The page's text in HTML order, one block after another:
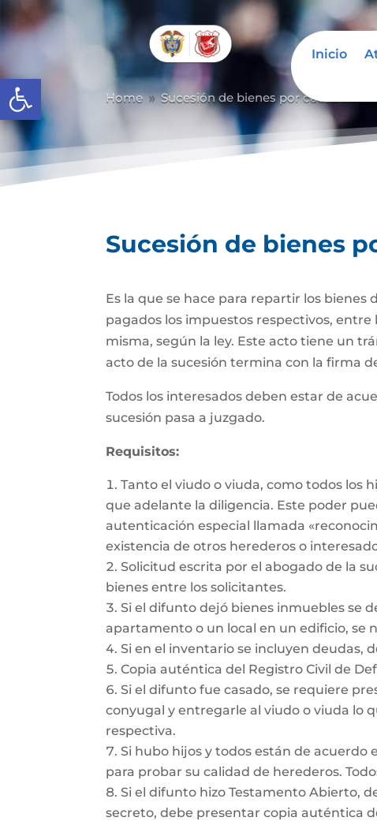
Abrir barra de herramientas
Inicio
Home 9 Sucesión de bienes por causa de
Sucesión de bienes
Es la que se hace para repartir los
pagados los impuestos respectivos,
misma, según la ley. Este acto tiene un
acto de la sucesión termina con la firma
Todos los interesados deben estar de
sucesión pasa a juzgado.
Requisitos:
Tanto el viudo o viuda, como todos los
que adelante la diligencia. Este poder
autenticación especial llamada
existencia de otros herederos o
Solicitud escrita por el abogado de la
bienes entre los solicitantes.
Si el difunto dejó bienes inmuebles se
apartamento o un local en un edificio, se
Si en el inventario se incluyen deudas,
Copia auténtica del Registro Civil de
Si el difunto fue casado, se requiere
conyugal y entregarle al viudo o viuda lo
respectiva.
Si hubo hijos y todos están de acuerdo
para probar su calidad de herederos.
Si el difunto hizo Testamento Abierto,
secreto, debe presentar copia auténtica